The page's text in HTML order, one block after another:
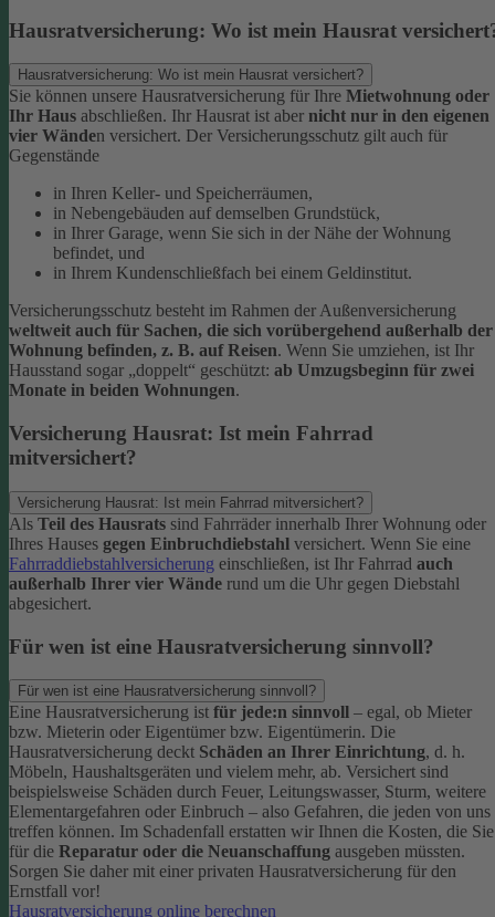
Hausratversicherung: Wo ist mein Hausrat
Hausratversicherung: Wo ist mein Hausrat versichert?
Sie können unsere Hausratversicherung für Ihre Mietwohnung oder
Ihr Haus abschließen. Ihr Hausrat ist aber nicht nur in den eigenen
vier Wänden versichert. Der Versicherungsschutz gilt auch für
Gegenstände
in Ihren Keller- und Speicherräumen,
in Nebengebäuden auf demselben Grundstück,
in Ihrer Garage, wenn Sie sich in der Nähe der Wohnung
befindet, und
in Ihrem Kundenschließfach bei einem Geldinstitut.
Versicherungsschutz besteht im Rahmen der Außenversicherung
weltweit auch für Sachen, die sich vorübergehend außerhalb der
Wohnung befinden, z. B. auf Reisen. Wenn Sie umziehen, ist Ihr
Hausstand sogar „doppelt“ geschützt: ab Umzugsbeginn für zwei
Monate in beiden Wohnungen.
Versicherung Hausrat: Ist mein Fahrrad
mitversichert?
Versicherung Hausrat: Ist mein Fahrrad mitversichert?
Als Teil des Hausrats sind Fahrräder innerhalb Ihrer Wohnung oder
Ihres Hauses gegen Einbruchdiebstahl versichert. Wenn Sie eine
Fahrraddiebstahlversicherung einschließen, ist Ihr Fahrrad auch
außerhalb Ihrer vier Wände rund um die Uhr gegen Diebstahl
abgesichert.
Für wen ist eine Hausratversicherung sinnvoll?
Für wen ist eine Hausratversicherung sinnvoll?
Eine Hausratversicherung ist für jede:n sinnvoll – egal, ob Mieter
bzw. Mieterin oder Eigentümer bzw. Eigentümerin. Die
Hausratversicherung deckt Schäden an Ihrer Einrichtung, d. h.
Möbeln, Haushaltsgeräten und vielem mehr, ab. Versichert sind
beispielsweise Schäden durch Feuer, Leitungswasser, Sturm, weitere
Elementargefahren oder Einbruch – also Gefahren, die jeden von uns
treffen können. Im Schadenfall erstatten wir Ihnen die Kosten, die Sie
für die Reparatur oder die Neuanschaffung ausgeben müssten.
Sorgen Sie daher mit einer privaten Hausratversicherung für den
Ernstfall vor!
Hausratversicherung online berechnen